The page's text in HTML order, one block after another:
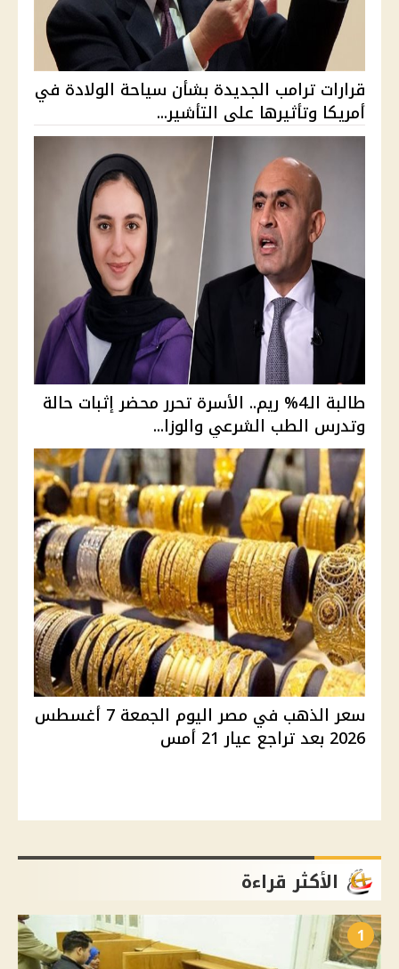
قرارات ترامب الجديدة بشأن سياحة الولادة في
أمريكا وتأثيرها على التأشير...
طالبة الـ4% ريم.. الأسرة تحرر محضر إثبات حالة
وتدرس الطب الشرعي والوزا...
سعر الذهب في مصر اليوم الجمعة 7 أغسطس
2026 بعد تراجع عيار 21 أمس
الأكثر قراءة
1